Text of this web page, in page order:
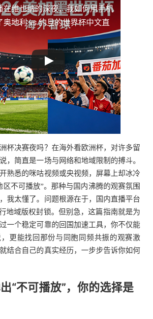
在维也纳的深夜，我如何用手机
奥地利 vs 约旦的世界杯中文直
杯决赛夜吗？在海外看欧洲杯，对许多留
，简直是一场与网络和地域限制的搏斗。
熟悉的咪咕视频或央视频，屏幕上却冰冷
区不可播放”。那种与国内沸腾的观赛氛围
我太懂了。问题根源在于，国内直播平台
地域版权封锁。但别急，这篇指南就是为
一个稳定可靠的回国加速工具，你不仅能
更能找回那份与同胞同频共振的观赛激
结合自己的真实经历，一步步告诉你如何
“不可播放”，你的选择是